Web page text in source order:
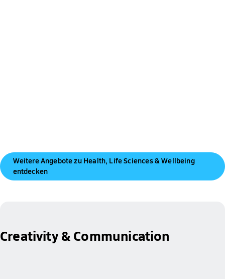
Weitere Angebote zu Health, Life Sciences & Wellbeing
entdecken
Creativity & Communication